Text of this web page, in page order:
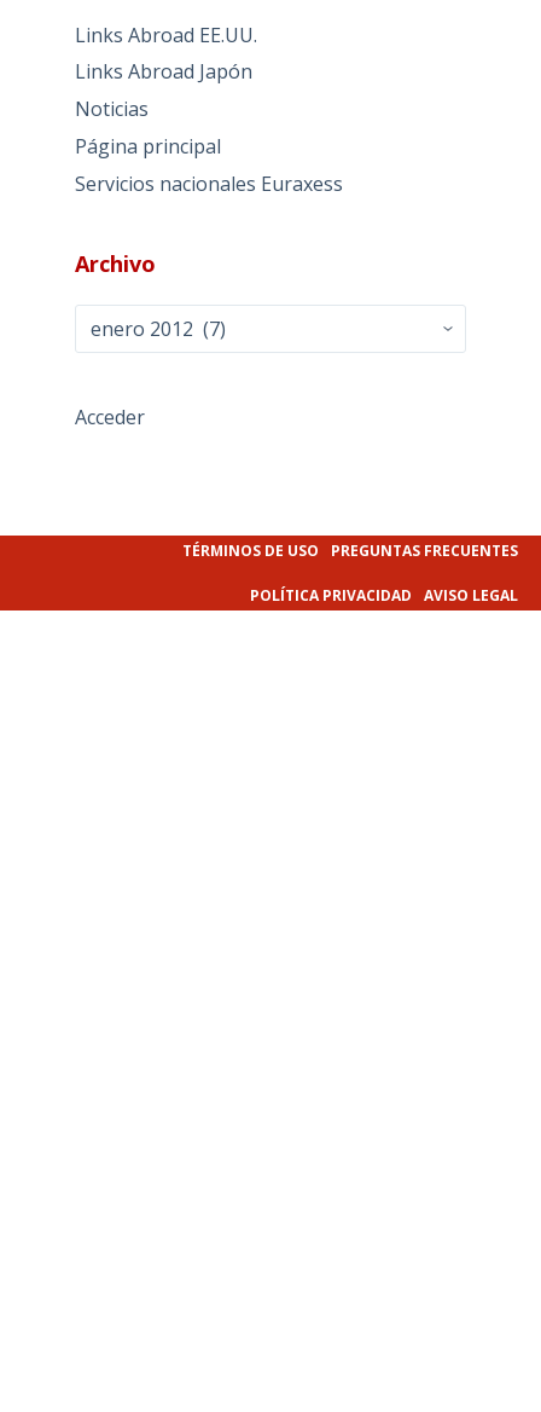
Links Abroad EE.UU.
Links Abroad Japón
Noticias
Página principal
Servicios nacionales Euraxess
Archivo
Acceder
TÉRMINOS DE USO PREGUNTAS FRECUENTES
POLÍTICA PRIVACIDAD AVISO LEGAL